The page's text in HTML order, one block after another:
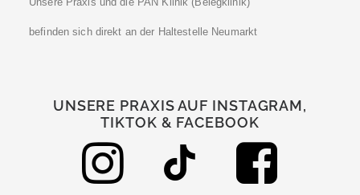
befinden sich direkt an der Haltestelle Neumarkt
UNSERE PRAXIS AUF INSTAGRAM,
TIKTOK & FACEBOOK